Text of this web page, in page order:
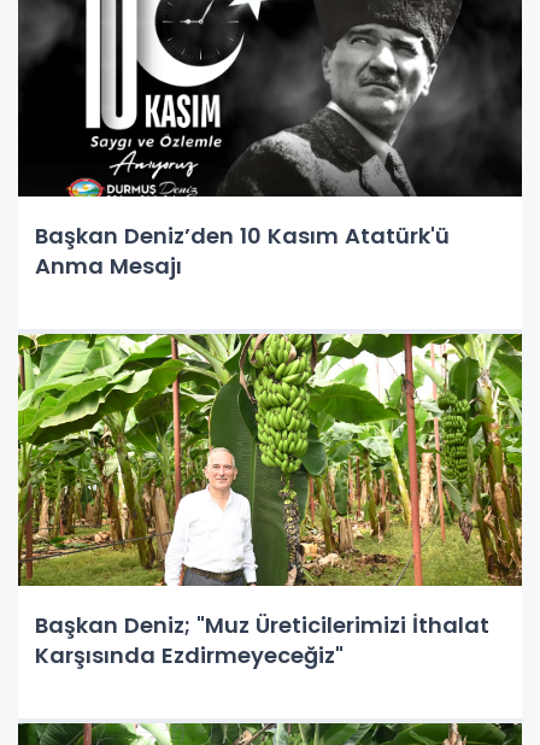
Başkan Deniz’den 10 Kasım Atatürk'ü
Anma Mesajı
Başkan Deniz; "Muz Üreticilerimizi İthalat
Karşısında Ezdirmeyeceğiz"